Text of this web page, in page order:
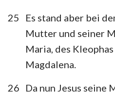
25
Es stand aber bei
Mutter und seiner
Maria, des
Magdalena.
26
Da nun Jesus seine